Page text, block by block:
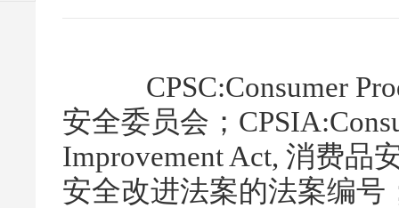
CPSC:Consumer
安全委员会；
Improvement Act, 消费品
安全改进法案的法案编号